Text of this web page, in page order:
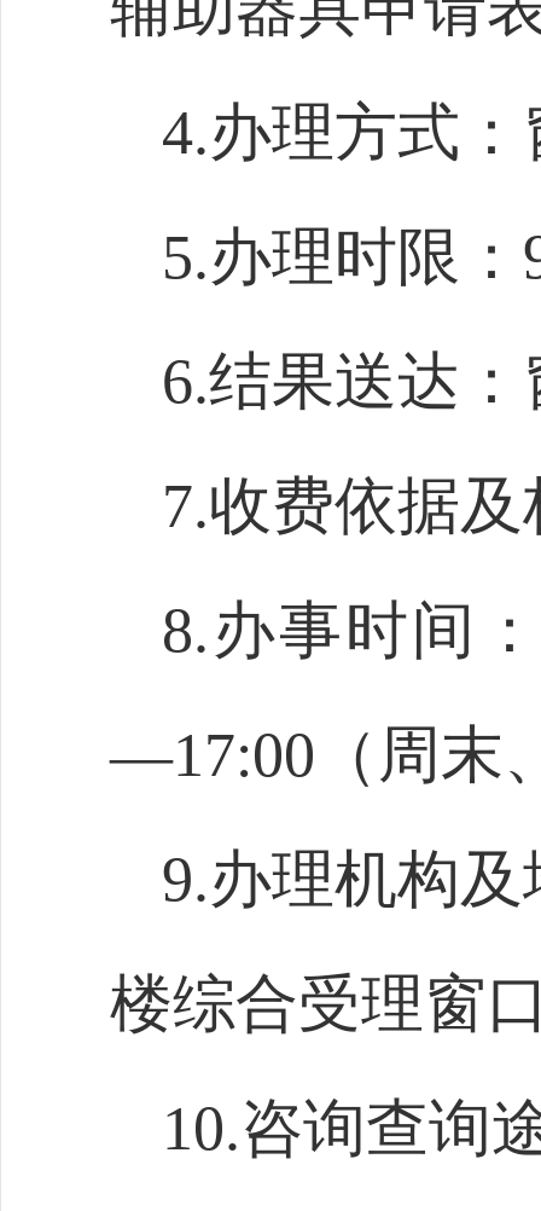
4.办理方式
5.办理时限
6.结果送达
7.收费依据
8.办事时间
—17:00（周末
9.办理机构
楼综合受理窗
10.咨询查询